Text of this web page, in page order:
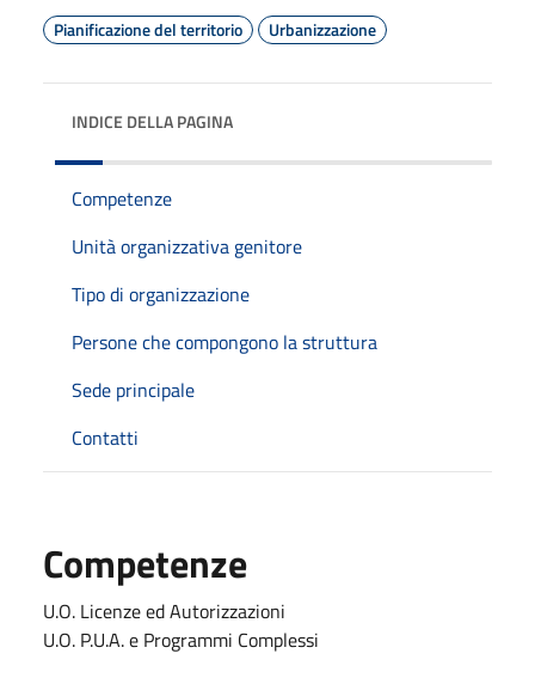
Pianificazione del territorio
Urbanizzazione
INDICE DELLA PAGINA
Competenze
Unità organizzativa genitore
Tipo di organizzazione
Persone che compongono la struttura
Sede principale
Contatti
Competenze
U.O. Licenze ed Autorizzazioni
U.O. P.U.A. e Programmi Complessi